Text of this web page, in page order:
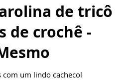
de tricô
de crochê -
com um lindo cachecol